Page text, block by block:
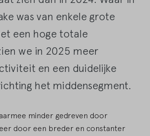
was van enkele grote
een hoge totale
we in 2025 meer
en een duidelijke
het middensegment.
minder gedreven door
door een breder en constanter